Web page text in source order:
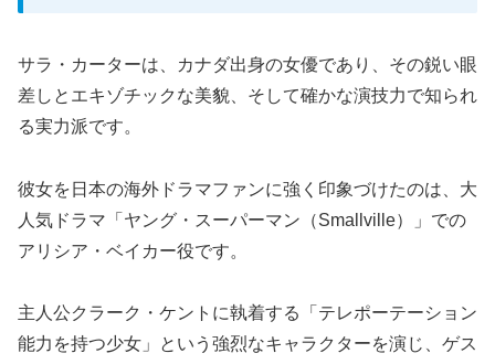
サラ・カーターは、カナダ出身の女優であり、その鋭い眼
差しとエキゾチックな美貌、そして確かな演技力で知られ
る実力派です。
彼女を日本の海外ドラマファンに強く印象づけたのは、大
人気ドラマ「ヤング・スーパーマン（Smallville）」での
アリシア・ベイカー役です。
主人公クラーク・ケントに執着する「テレポーテーション
能力を持つ少女」という強烈なキャラクターを演じ、ゲス